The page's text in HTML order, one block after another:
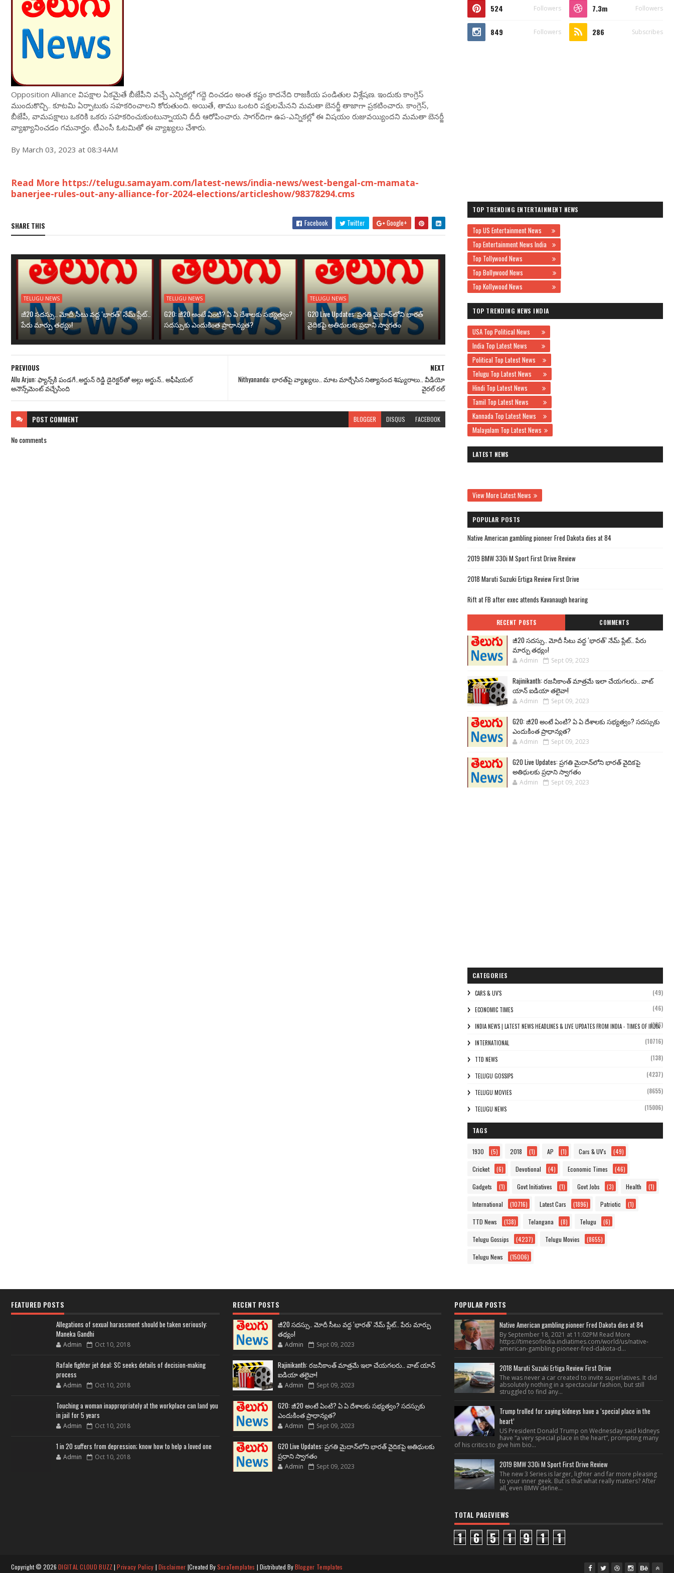
Opposition Alliance విపక్షాల ఏకమైతే బీజేపీని వచ్చే ఎన్నికల్లో గద్దె దించడం అంత కష్టం కాదనేది రాజకీయ పండితుల విశ్లేషణ. ఇందుకు కాంగ్రెస్
ముందుకొచ్చి.. కూటమి ఏర్పాటుకు సహకరించాలని కోరుతుంది. అయితే, తాము ఒంటరి పక్షులమేనని మమతా బెనర్జీ తాజాగా ప్రకటించారు. కాంగ్రెస్,
బీజేపీ, వామపక్షాలు ఒకరికి ఒకరు సహకరించుకుంటున్నాయని దీదీ ఆరోపించారు. సాగర్‌దిగా ఉప-ఎన్నికల్లో ఈ విషయం రుజువయ్యిందని మమతా బెనర్జీ
వ్యాఖ్యానించడం గమనార్హం. టీఎంసీ ఓటమితో ఈ వ్యాఖ్యలు చేశారు.
By March 03, 2023 at 08:34AM
Read More https://telugu.samayam.com/latest-news/india-news/west-bengal-cm-mamata-
banerjee-rules-out-any-alliance-for-2024-elections/articleshow/98378294.cms
SHARE THIS Facebook Twitter Google+
TELUGU NEWS
జీ20 సదస్సు.. మోదీ సీటు వద్ద ‘భారత్’ నేమ్ ప్లేట్‌..
పేరు మార్పు తథ్యం!
TELUGU NEWS
G20: జీ20 అంటే ఏంటి? ఏ ఏ దేశాలకు సభ్యత్వం?
సదస్సుకు ఎందుకింత ప్రాధాన్యత?
TELUGU NEWS
G20 Live Updates: ప్రగతి మైదాన్‌లోని భారత్
వైదికపై అతిథులకు ప్రధాని స్వాగతం
NEXT
Nithyananda: భారత్‌‌‌పై వ్యాఖ్యలు.. మాట మార్చేసిన నిత్యానంద శిష్యురాలు.. వీడియో
వైరల్ రల్
PREVIOUS
Allu Arjun: ఫ్యాన్స్‌కి పండ‌గే..అర్జున్ రెడ్డి డైరెక్టర్‌తో అల్లు అర్జున్.. అఫీషియల్
అనౌన్స్‌మెంట్ వచ్చేసింది
POST COMMENT BLOGGER DISQUS FACEBOOK
No comments
524 Followers 7.3m Followers
849 Followers 286 Subscribes
TOP TRENDING ENTERTAINMENT NEWS
Top US Entertainment News
Top Entertainment News India
Top Tollywood News
Top Bollywood News
Top Kollywood News
TOP TRENDING NEWS INDIA
USA Top Political News
India Top Latest News
Political Top Latest News
Telugu Top Latest News
Hindi Top Latest News
Tamil Top Latest News
Kannada Top Latest News
Malayalam Top Latest News
LATEST NEWS
View More Latest News
POPULAR POSTS
Native American gambling pioneer Fred Dakota dies at 84
2019 BMW 330i M Sport First Drive Review
2018 Maruti Suzuki Ertiga Review First Drive
Rift at FB after exec attends Kavanaugh hearing
RECENT POSTS COMMENTS
జీ20 సదస్సు.. మోదీ సీటు వద్ద ‘భారత్’ నేమ్ ప్లేట్‌.. పేరు
మార్పు తథ్యం!
Admin Sept 09, 2023
Rajinikanth: రజనీకాంత్ మాత్రమే ఇలా చేయగలరు.. వాట్
యాన్ ఐడియా తలైవా!
Admin Sept 09, 2023
G20: జీ20 అంటే ఏంటి? ఏ ఏ దేశాలకు సభ్యత్వం? సదస్సుకు
ఎందుకింత ప్రాధాన్యత?
Admin Sept 09, 2023
G20 Live Updates: ప్రగతి మైదాన్‌లోని భారత్ వైదికపై
అతిథులకు ప్రధాని స్వాగతం
Admin Sept 09, 2023
CATEGORIES
CARS & UV'S (49)
ECONOMIC TIMES (46)
INDIA NEWS | LATEST NEWS HEADLINES & LIVE UPDATES FROM INDIA - TIMES OF INDIA
(106)
INTERNATIONAL (10716)
TTD NEWS (138)
TELUGU GOSSIPS (4237)
TELUGU MOVIES (8655)
TELUGU NEWS (15006)
TAGS
1930 (5) 2018 (1) AP (1) Cars & UV's (49)
Cricket (6) Devotional (4) Economic Times (46)
Gadgets (1) Govt Initiatives (1) Govt Jobs (3) Health (1)
International (10716) Latest Cars (1896) Patriotic (1)
TTD News (138) Telangana (8) Telugu (6)
Telugu Gossips (4237) Telugu Movies (8655)
Telugu News (15006)
FEATURED POSTS
Allegations of sexual harassment should be taken seriously:
Maneka Gandhi
Admin Oct 10, 2018
Rafale fighter jet deal: SC seeks details of decision-making
process
Admin Oct 10, 2018
Touching a woman inappropriately at the workplace can land you
in jail for 5 years
Admin Oct 10, 2018
1 in 20 suffers from depression; know how to help a loved one
Admin Oct 10, 2018
RECENT POSTS
జీ20 సదస్సు.. మోదీ సీటు వద్ద ‘భారత్’ నేమ్ ప్లేట్‌.. పేరు మార్పు
తథ్యం!
Admin Sept 09, 2023
Rajinikanth: రజనీకాంత్ మాత్రమే ఇలా చేయగలరు.. వాట్ యాన్
ఐడియా తలైవా!
Admin Sept 09, 2023
G20: జీ20 అంటే ఏంటి? ఏ ఏ దేశాలకు సభ్యత్వం? సదస్సుకు
ఎందుకింత ప్రాధాన్యత?
Admin Sept 09, 2023
G20 Live Updates: ప్రగతి మైదాన్‌లోని భారత్ వైదికపై అతిథులకు
ప్రధాని స్వాగతం
Admin Sept 09, 2023
POPULAR POSTS
Native American gambling pioneer Fred Dakota dies at 84
By September 18, 2021 at 11:02PM Read More
https://timesofindia.indiatimes.com/world/us/native-
american-gambling-pioneer-fred-dakota-d...
2018 Maruti Suzuki Ertiga Review First Drive
The was never a car created to invite superlatives. It did
absolutely nothing in a spectacular fashion, but still
struggled to find any...
Trump trolled for saying kidneys have a ‘special place in the
heart’
US President Donald Trump on Wednesday said kidneys
have “a very special place in the heart”, prompting many
of his critics to give him bio...
2019 BMW 330i M Sport First Drive Review
The new 3 Series is larger, lighter and far more pleasing
to your inner geek. But is that what really matters? After
all, even BMW define...
TOTAL PAGEVIEWS
1 6 5 1 9 1 1
Copyright © 2026 DIGITAL CLOUD BUZZ|Privacy Policy | Disclaimer |Created BySoraTemplates | Distributed ByBlogger Templates